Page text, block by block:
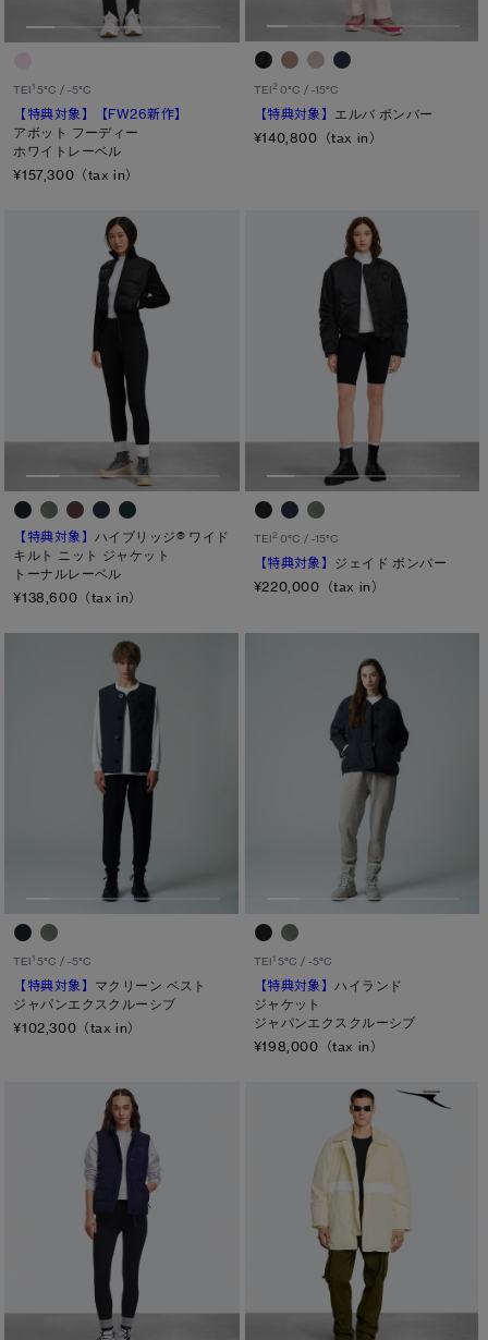
キャンセル
TEI1 5°C / -5°C
【特典対象】
【FW26新作】
アボット フーディー
ホワイトレーベル
¥157,300（tax in）
TEI2 0°C / -15°C
【特典対象】
エルバ ボンバー
¥140,800（tax in）
【特典対象】ハイブリッジ® ワイド
キルト ニット ジャケット
トーナルレーベル
¥138,600（tax in）
TEI2 0°C / -15°C
【特典対象】 ジェイド ボンバー
¥220,000（tax in）
TEI1 5°C / -5°C
【特典対象】 マクリーン ベスト
ジャパンエクスクルーシブ
¥102,300（tax in）
TEI15°C / -5°C
【特典対象】ハイランド
ジャケット
ジャパンエクスクルーシブ
¥198,000（tax in）